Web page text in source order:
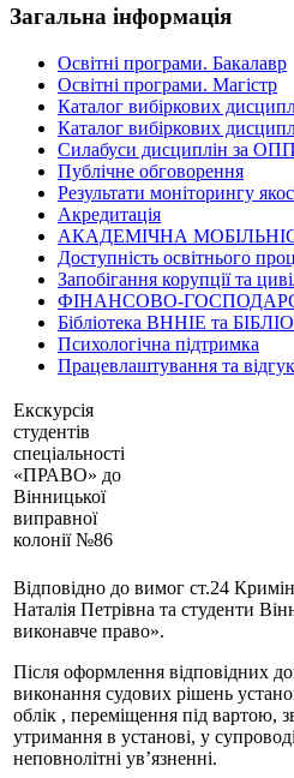
Загальна інформація
Освітні програми. Бакалавр
Освітні програми. Магістр
Каталог вибіркових
Каталог вибіркових
Силабуси дисциплін за
Публічне обговорення
Результати моніторингу
Акредитація
АКАДЕМІЧНА
Доступність освітнього
Запобігання корупції та
ФІНАНСОВО-
Бібліотека ВННІЕ та
Психологічна підтримка
Працевлаштування та
Екскурсія
студентів
спеціальності
«ПРАВО» до
Вінницької
виправної
колонії №86
Відповідно до вимог ст.24
Наталія Петрівна та студенти
виконавче право».
Після оформлення відповідних
виконання судових рішень
облік , переміщення під вартою,
утримання в установі, у
неповнолітні ув’язненні.